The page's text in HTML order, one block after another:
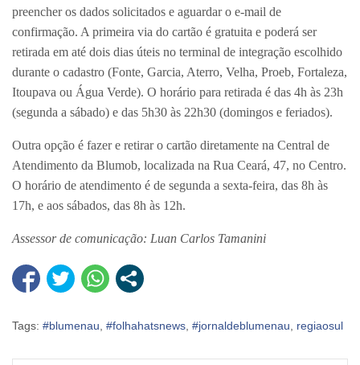
preencher os dados solicitados e aguardar o e-mail de
confirmação. A primeira via do cartão é gratuita e poderá ser
retirada em até dois dias úteis no terminal de integração escolhido
durante o cadastro (Fonte, Garcia, Aterro, Velha, Proeb, Fortaleza,
Itoupava ou Água Verde). O horário para retirada é das 4h às 23h
(segunda a sábado) e das 5h30 às 22h30 (domingos e feriados).
Outra opção é fazer e retirar o cartão diretamente na Central de
Atendimento da Blumob, localizada na Rua Ceará, 47, no Centro.
O horário de atendimento é de segunda a sexta-feira, das 8h às
17h, e aos sábados, das 8h às 12h.
Assessor de comunicação: Luan Carlos Tamanini
Tags: #blumenau, #folhahatsnews, #jornaldeblumenau, regiaosul